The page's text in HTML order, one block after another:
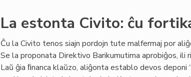
La estonta Civito: ĉu
Ĉu la Civito tenos siajn pordojn tute malfermaj por
Se la proponata Direktivo Barikumutima aprobiĝos, ili
Laŭ ĝia ﬁnanca klaŭzo, aliĝonta establo devos